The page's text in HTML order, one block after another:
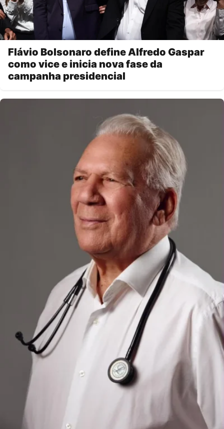
Flávio Bolsonaro define Alfredo Gaspar
como vice e inicia nova fase da
campanha presidencial